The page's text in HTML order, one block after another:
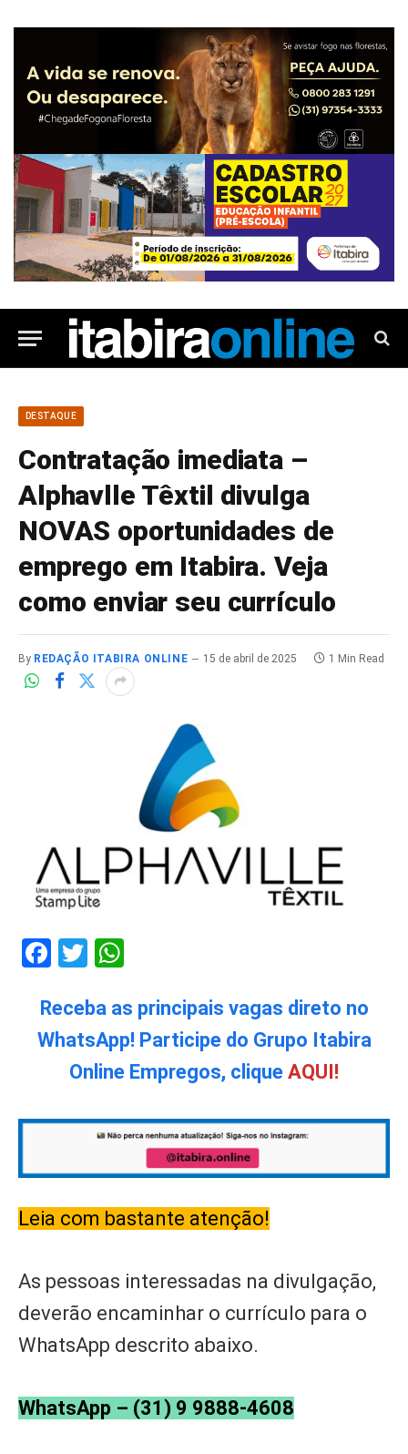
DESTAQUE
Contratação imediata –
Alphavlle Têxtil divulga
NOVAS oportunidades de
emprego em Itabira. Veja
como enviar seu currículo
By REDAÇÃO ITABIRA ONLINE 15 de abril de 2025 1 Min Read
Facebook
Twitter
Receba as principais vagas direto no
WhatsApp! Participe do Grupo Itabira
Online Empregos, clique AQUI!
Leia com bastante atenção!
As pessoas interessadas na divulgação,
deverão encaminhar o currículo para o
WhatsApp descrito abaixo.
WhatsApp – (31) 9 9888-4608